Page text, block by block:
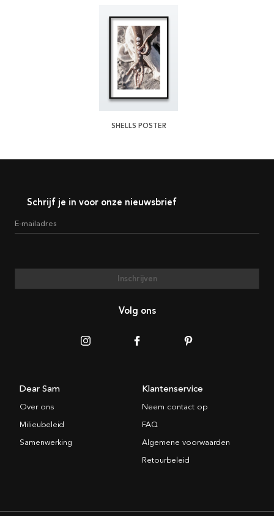
SHELLS POSTER
Schrijf je in voor onze nieuwsbrief
E-mailadres
Inschrijven
Volg ons
Dear Sam
Over ons
Milieubeleid
Samenwerking
Klantenservice
Neem contact op
FAQ
Algemene voorwaarden
Retourbeleid